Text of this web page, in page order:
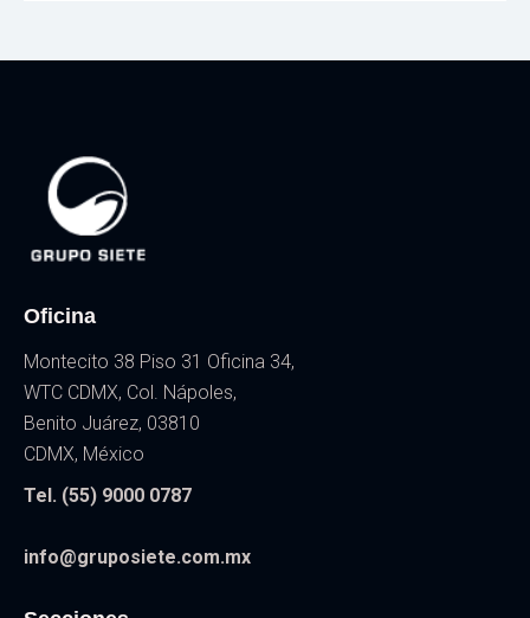
Oficina
Montecito 38 Piso 31 Oficina 34,
WTC CDMX, Col. Nápoles,
Benito Juárez, 03810
CDMX, México
Tel. (55) 9000 0787
info@gruposiete.com.mx